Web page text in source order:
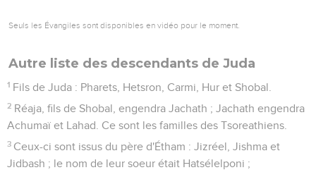
Seuls les Évangiles sont disponibles en vidéo pour le moment.
Autre liste des descendants de Juda
1 Fils de Juda : Pharets, Hetsron, Carmi, Hur et Shobal.
2 Réaja, fils de Shobal, engendra Jachath ; Jachath engendra
Achumaï et Lahad. Ce sont les familles des Tsoreathiens.
3 Ceux-ci sont issus du père d'Étham : Jizréel, Jishma et
Jidbash ; le nom de leur soeur était Hatsélelponi ;